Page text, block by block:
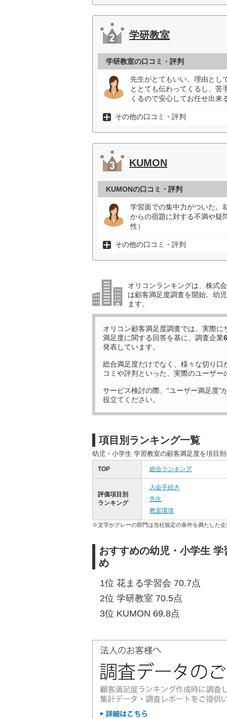
学研教室
学研教室の口コミ・評判
先生がとてもいい。理由とし
ととても伝わってくるし、苦
くるので安心してお任せ出来
その他の口コミ・評判
KUMON
KUMONの口コミ・評判
学習面での集中力がついた。
からの宿題に対する不満や疑
性）
その他の口コミ・評判
オリコンランキングは、株式
は顧客満足度調査を開始。幼
ます。
オリコン顧客満足度調査では、実際に
満足度に関する回答を基に、調査企業6
発表しています。
総合満足度だけでなく、様々な切り口
コミや評判といった、実際のユーザー
サービス検討の際、“ユーザー満足度”
役立てください。
項目別ランキング一覧
幼児・小学生 学習教室の顧客満足度を項目
TOP 総合ランキング
評価項目別
ランキング
入会手続き
先生
教室環境
※文字がグレーの部門は当社規定の条件を満たした
おすすめの幼児・小学生
め
1位 花まる学習会 70.7点
2位 学研教室 70.5点
3位 KUMON 69.8点